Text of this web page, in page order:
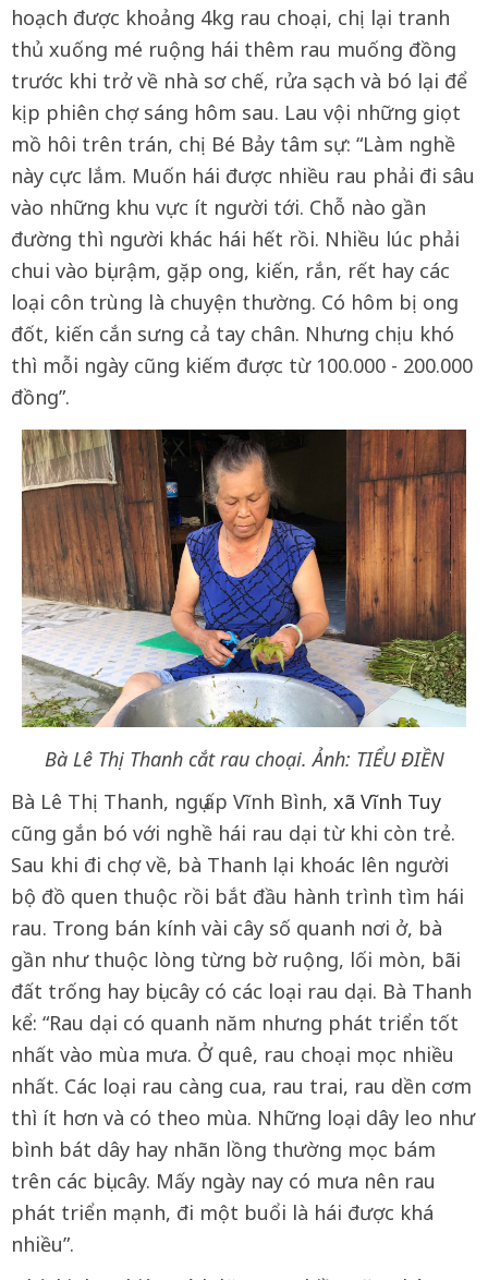
hoạch được khoảng 4kg rau choại, chị lại tranh
thủ xuống mé ruộng hái thêm rau muống đồng
trước khi trở về nhà sơ chế, rửa sạch và bó lại để
kịp phiên chợ sáng hôm sau. Lau vội những giọt
mồ hôi trên trán, chị Bé Bảy tâm sự: “Làm nghề
này cực lắm. Muốn hái được nhiều rau phải đi sâu
vào những khu vực ít người tới. Chỗ nào gần
đường thì người khác hái hết rồi. Nhiều lúc phải
chui vào bụi rậm, gặp ong, kiến, rắn, rết hay các
loại côn trùng là chuyện thường. Có hôm bị ong
đốt, kiến cắn sưng cả tay chân. Nhưng chịu khó
thì mỗi ngày cũng kiếm được từ 100.000 - 200.000
đồng”.
Bà Lê Thị Thanh cắt rau choại. Ảnh: TIỂU ĐIỀN
Bà Lê Thị Thanh, ngụ ấp Vĩnh Bình, xã Vĩnh Tuy
cũng gắn bó với nghề hái rau dại từ khi còn trẻ.
Sau khi đi chợ về, bà Thanh lại khoác lên người
bộ đồ quen thuộc rồi bắt đầu hành trình tìm hái
rau. Trong bán kính vài cây số quanh nơi ở, bà
gần như thuộc lòng từng bờ ruộng, lối mòn, bãi
đất trống hay bụi cây có các loại rau dại. Bà Thanh
kể: “Rau dại có quanh năm nhưng phát triển tốt
nhất vào mùa mưa. Ở quê, rau choại mọc nhiều
nhất. Các loại rau càng cua, rau trai, rau dền cơm
thì ít hơn và có theo mùa. Những loại dây leo như
bình bát dây hay nhãn lồng thường mọc bám
trên các bụi cây. Mấy ngày nay có mưa nên rau
phát triển mạnh, đi một buổi là hái được khá
nhiều”.